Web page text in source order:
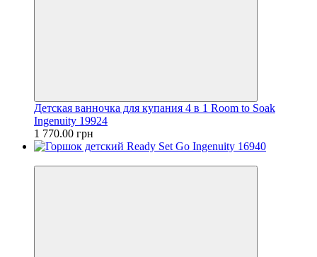
Детская ванночка для купания 4 в 1 Room to Soak
Ingenuity 19924
1 770.00 грн